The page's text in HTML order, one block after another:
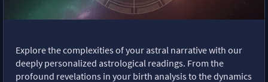
Explore the complexities of your astral narrative with our
deeply personalized astrological readings. From the
profound revelations in your birth analysis to the dynamics